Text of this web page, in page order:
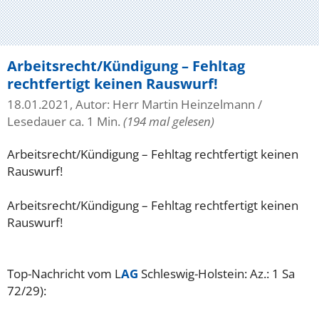
Arbeitsrecht/Kündigung – Fehltag
rechtfertigt keinen Rauswurf!
18.01.2021, Autor: Herr Martin Heinzelmann /
Lesedauer ca. 1 Min. (194 mal gelesen)
Arbeitsrecht/Kündigung – Fehltag rechtfertigt keinen
Rauswurf!
Arbeitsrecht/Kündigung – Fehltag rechtfertigt keinen
Rauswurf!
Top-Nachricht vom LAG Schleswig-Holstein: Az.: 1 Sa
72/29):